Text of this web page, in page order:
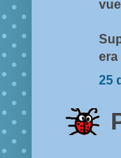
era
25